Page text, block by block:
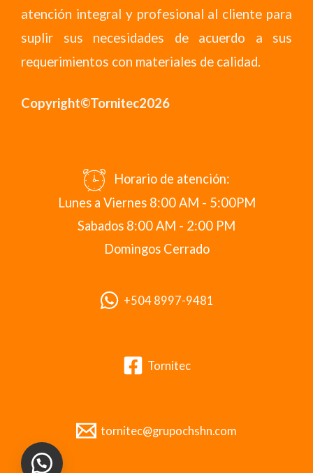
atención integral y profesional al cliente para
suplir sus necesidades de acuerdo a sus
requerimientos con materiales de calidad.
Copyright©Tornitec2026
Horario de atención:
Lunes a Viernes 8:00 AM - 5:00PM
Sabados 8:00 AM - 2:00 PM
Domingos Cerrado
+504 8997-9481
Tornitec
tornitec@grupochshn.com